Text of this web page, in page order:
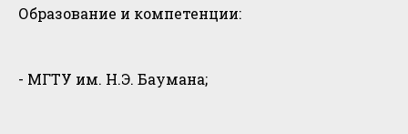
Образование и компетенции:
- МГТУ им. Н.Э. Баумана;